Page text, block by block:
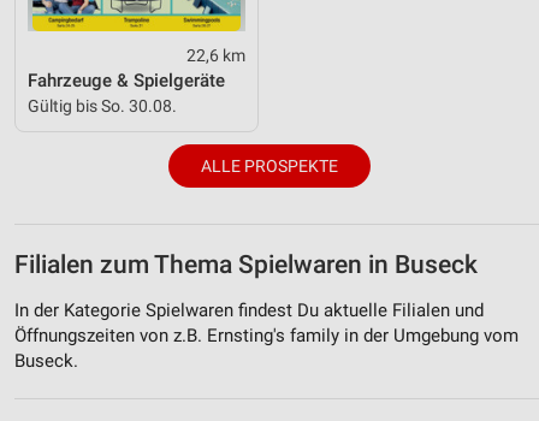
22,6 km
Fahrzeuge & Spielgeräte
Gültig bis So. 30.08.
ALLE PROSPEKTE
Filialen zum Thema Spielwaren in Buseck
In der Kategorie Spielwaren findest Du aktuelle Filialen und
Öffnungszeiten von z.B. Ernsting's family in der Umgebung vom
Buseck.